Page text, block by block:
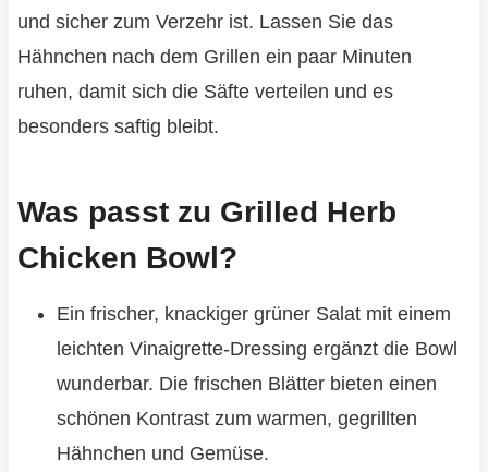
und sicher zum Verzehr ist. Lassen Sie das
Hähnchen nach dem Grillen ein paar Minuten
ruhen, damit sich die Säfte verteilen und es
besonders saftig bleibt.
Was passt zu Grilled Herb
Chicken Bowl?
Ein frischer, knackiger grüner Salat mit einem
leichten Vinaigrette-Dressing ergänzt die Bowl
wunderbar. Die frischen Blätter bieten einen
schönen Kontrast zum warmen, gegrillten
Hähnchen und Gemüse.